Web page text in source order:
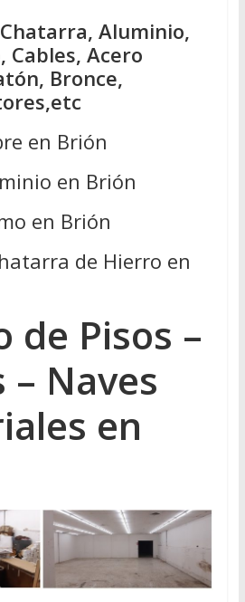
Aluminio,
Cables, Acero
Bronce,
en Brión
en Brión
en Brión
de Hierro en
de Pisos –
– Naves
en